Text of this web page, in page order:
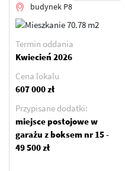
budynek P8
Termin oddania
Kwiecień 2026
Cena lokalu
607 000 zł
Przypisane dodatki:
miejsce postojowe w
garażu z boksem nr 15 -
49 500 zł